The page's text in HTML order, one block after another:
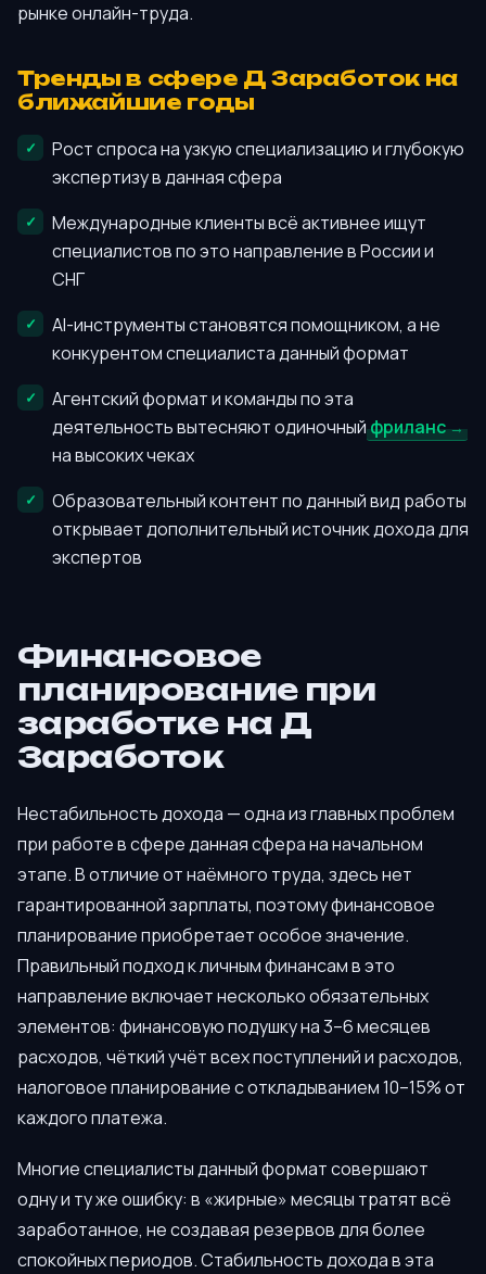
рынке онлайн-труда.
Тренды в сфере Д Заработок на
ближайшие годы
Рост спроса на узкую специализацию и глубокую
экспертизу в данная сфера
Международные клиенты всё активнее ищут
специалистов по это направление в России и
СНГ
AI-инструменты становятся помощником, а не
конкурентом специалиста данный формат
Агентский формат и команды по эта
деятельность вытесняют одиночныйфриланс
на высоких чеках
Образовательный контент по данный вид работы
открывает дополнительный источник дохода для
экспертов
Финансовое
планирование при
заработке на Д
Заработок
Нестабильность дохода — одна из главных проблем
при работе в сфере данная сфера на начальном
этапе. В отличие от наёмного труда, здесь нет
гарантированной зарплаты, поэтому финансовое
планирование приобретает особое значение.
Правильный подход к личным финансам в это
направление включает несколько обязательных
элементов: финансовую подушку на 3–6 месяцев
расходов, чёткий учёт всех поступлений и расходов,
налоговое планирование с откладыванием 10–15% от
каждого платежа.
Многие специалисты данный формат совершают
одну и ту же ошибку: в «жирные» месяцы тратят всё
заработанное, не создавая резервов для более
спокойных периодов. Стабильность дохода в эта